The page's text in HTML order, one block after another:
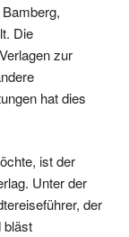
Die
zur
hat dies
ist der
Unter der
der
bläst